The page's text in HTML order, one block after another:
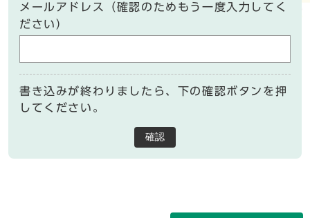
メールアドレス（確認のためもう一度入力してく
ださい）
書き込みが終わりましたら、下の確認ボタンを押
してください。
確認